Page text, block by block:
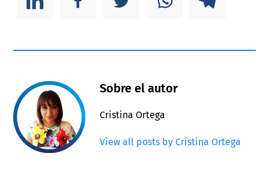
Sobre el autor
Cristina Ortega
View all posts by Cristina Ortega